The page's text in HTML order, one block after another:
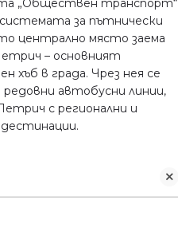
„Обществен транспорт“
за пътнически
централно място заема
– основният
хъб в града. Чрез нея се
редовни автобусни линии,
с регионални и